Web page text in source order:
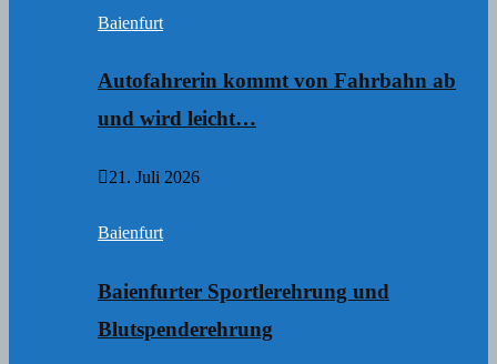
Baienfurt
Autofahrerin kommt von Fahrbahn ab
und wird leicht…
21. Juli 2026
Baienfurt
Baienfurter Sportlerehrung und
Blutspenderehrung